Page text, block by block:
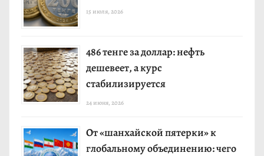
15 июля, 2026
486 тенге за доллар: нефть
дешевеет, а курс
стабилизируется
24 июня, 2026
От «шанхайской пятерки» к
глобальному объединению: чего